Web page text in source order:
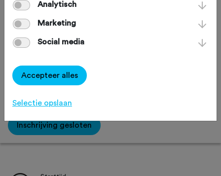
Racefiets
Inschrijving gesloten
Analytisch
Marketing
Social media
Accepteer alles
Selectie opslaan